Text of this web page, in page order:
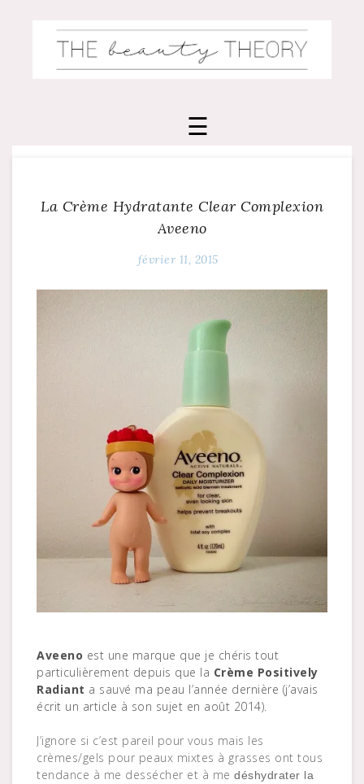
La Crème Hydratante Clear Complexion
Aveeno
février 11, 2015
Aveeno est une marque que je chéris tout
particulièrement depuis que la Crème Positively
Radiant a sauvé ma peau l’année dernière (j’avais
écrit un article à son sujet en août 2014).
J’ignore si c’est pareil pour vous mais les
crèmes/gels pour peaux mixtes à grasses ont tous
tendance à me dessécher et à me déshydrater la